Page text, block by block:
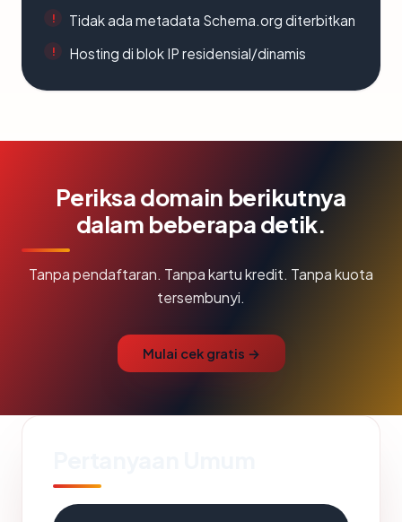
Tidak ada metadata Schema.org diterbitkan
Hosting di blok IP residensial/dinamis
Periksa domain berikutnya
dalam beberapa detik.
Tanpa pendaftaran. Tanpa kartu kredit. Tanpa kuota
tersembunyi.
Mulai cek gratis →